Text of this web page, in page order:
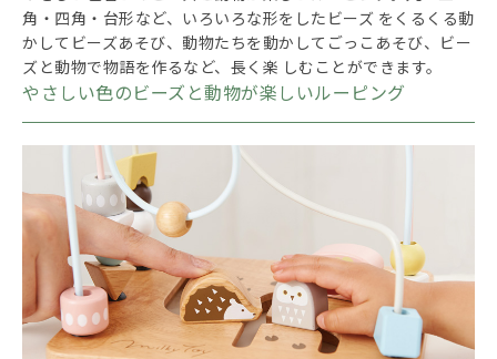
角・四角・台形など、いろいろな形をしたビーズ をくるくる動
かしてビーズあそび、動物たちを動かしてごっこあそび、ビー
ズと動物で物語を作るなど、長く楽 しむことができます。
やさしい色のビーズと動物が楽しいルーピング